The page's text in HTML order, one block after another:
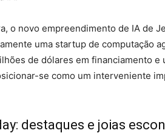
o novo empreendimento de IA de
uma startup de computação
de dólares em financiamento e
se como um interveniente
destaques e joias